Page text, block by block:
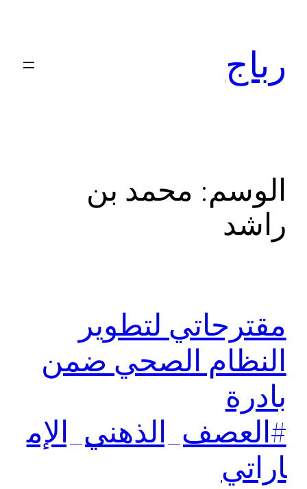
رباج
الوسم: محمد بن
راشد
مقترحاتي لتطوير
النظام الصحي ضمن
بادرة
#العصف_الذهني_الإم
اراتي